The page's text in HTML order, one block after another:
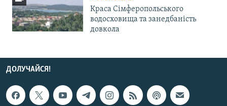
Краса Сімферопольського
водосховища та занедбаність
довкола
ДОЛУЧАЙСЯ!